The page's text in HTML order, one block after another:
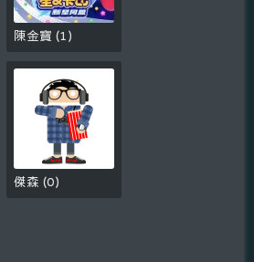
陳金寶(1 )
傑森(0)